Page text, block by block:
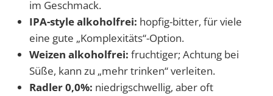
im Geschmack.
IPA-style alkoholfrei: hopfig-bitter, für viele
eine gute „Komplexitäts“-Option.
Weizen alkoholfrei: fruchtiger; Achtung bei
Süße, kann zu „mehr trinken“ verleiten.
Radler 0,0%: niedrigschwellig, aber oft